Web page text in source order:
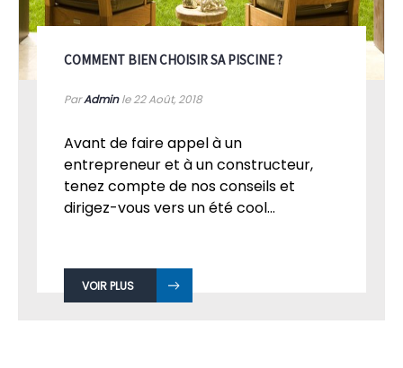
COMMENT BIEN CHOISIR SA PISCINE ?
ParAdminle 22Août, 2018
Avant de faire appel à un
entrepreneur et à un constructeur,
tenez compte de nos conseils et
dirigez-vous vers un été cool...
VOIR PLUS